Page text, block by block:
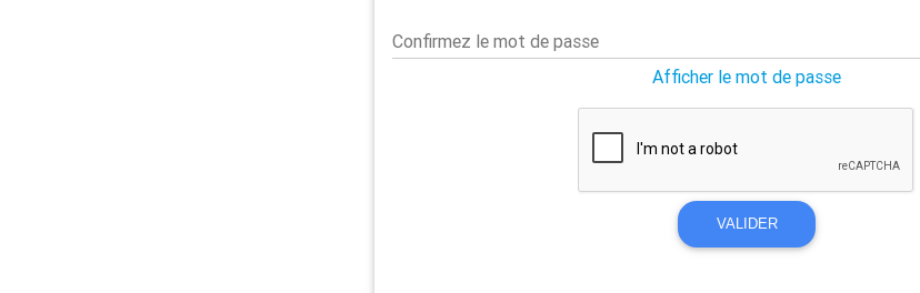
Confirmez le mot de passe
Afficher le mot de passe
VALIDER